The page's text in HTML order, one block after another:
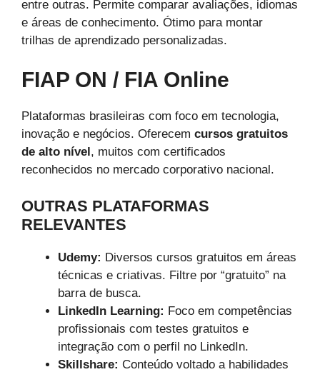
entre outras. Permite comparar avaliações, idiomas
e áreas de conhecimento. Ótimo para montar
trilhas de aprendizado personalizadas.
FIAP ON / FIA Online
Plataformas brasileiras com foco em tecnologia,
inovação e negócios. Oferecem cursos gratuitos
de alto nível , muitos com certificados
reconhecidos no mercado corporativo nacional.
OUTRAS PLATAFORMAS
RELEVANTES
Udemy: Diversos cursos gratuitos em áreas
técnicas e criativas. Filtre por “gratuito” na
barra de busca.
LinkedIn Learning: Foco em competências
profissionais com testes gratuitos e
integração com o perfil no LinkedIn.
Skillshare: Conteúdo voltado a habilidades